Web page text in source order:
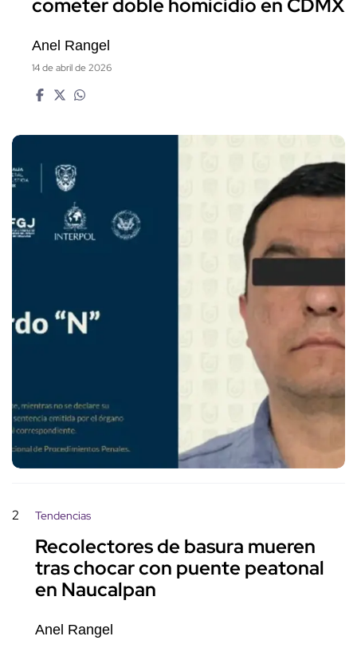
cometer doble homicidio en CDMX
Anel Rangel
14 de abril de 2026
2 Tendencias
Recolectores de basura mueren
tras chocar con puente peatonal
en Naucalpan
Anel Rangel